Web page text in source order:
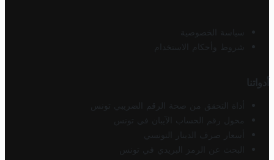
سياسة الخصوصية
شروط وأحكام الاستخدام
أدواتنا
أداة التحقق من صحة الرقم الضريبي تونس
محول رقم الحساب الآيبان في تونس
أسعار صرف الدينار التونسي
البحث عن الرمز البريدي في تونس